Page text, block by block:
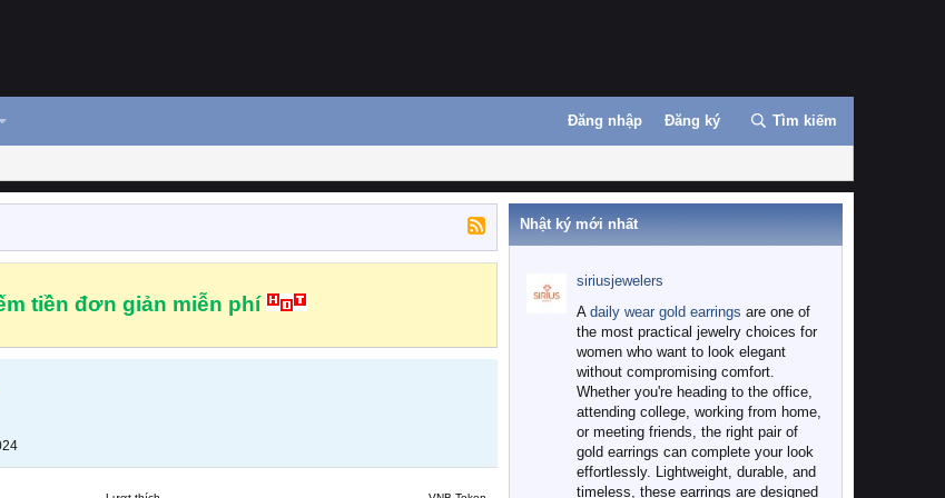
Đăng nhập Đăng ký Tìm kiếm
tiền đơn giản miễn phí
Nhật ký mới nhất
siriusjewelers
A daily wear gold earrings are one of
the most practical jewelry choices for
women who want to look elegant
without compromising comfort.
Whether you're heading to the office,
attending college, working from home,
or meeting friends, the right pair of
gold earrings can complete your look
effortlessly. Lightweight, durable, and
timeless, these earrings are designed